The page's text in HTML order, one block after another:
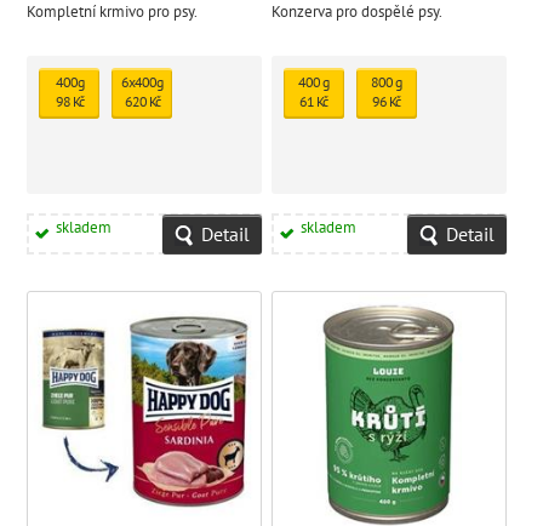
Kompletní krmivo pro psy.
400g
98 Kč
6x400g
620 Kč
skladem Detail
Konzerva pro dospělé psy.
400 g
61 Kč
800 g
96 Kč
skladem Detail